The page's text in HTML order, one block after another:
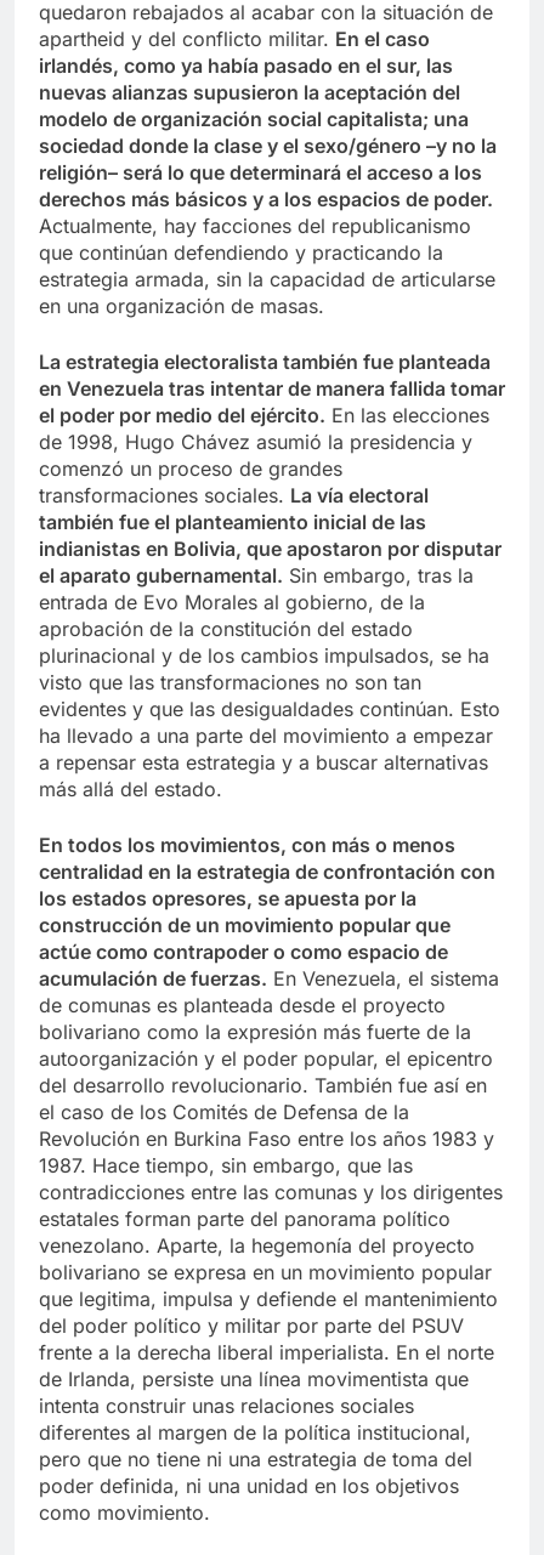
quedaron rebajados al acabar con la situación de
apartheid y del conflicto militar. En el caso
irlandés, como ya había pasado en el sur, las
nuevas alianzas supusieron la aceptación del
modelo de organización social capitalista; una
sociedad donde la clase y el sexo/género –y no la
religión– será lo que determinará el acceso a los
derechos más básicos y a los espacios de poder.
Actualmente, hay facciones del republicanismo
que continúan defendiendo y practicando la
estrategia armada, sin la capacidad de articularse
en una organización de masas.
La estrategia electoralista también fue planteada
en Venezuela tras intentar de manera fallida tomar
el poder por medio del ejército. En las elecciones
de 1998, Hugo Chávez asumió la presidencia y
comenzó un proceso de grandes
transformaciones sociales. La vía electoral
también fue el planteamiento inicial de las
indianistas en Bolivia, que apostaron por disputar
el aparato gubernamental. Sin embargo, tras la
entrada de Evo Morales al gobierno, de la
aprobación de la constitución del estado
plurinacional y de los cambios impulsados, se ha
visto que las transformaciones no son tan
evidentes y que las desigualdades continúan. Esto
ha llevado a una parte del movimiento a empezar
a repensar esta estrategia y a buscar alternativas
más allá del estado.
En todos los movimientos, con más o menos
centralidad en la estrategia de confrontación con
los estados opresores, se apuesta por la
construcción de un movimiento popular que
actúe como contrapoder o como espacio de
acumulación de fuerzas. En Venezuela, el sistema
de comunas es planteada desde el proyecto
bolivariano como la expresión más fuerte de la
autoorganización y el poder popular, el epicentro
del desarrollo revolucionario. También fue así en
el caso de los Comités de Defensa de la
Revolución en Burkina Faso entre los años 1983 y
1987. Hace tiempo, sin embargo, que las
contradicciones entre las comunas y los dirigentes
estatales forman parte del panorama político
venezolano. Aparte, la hegemonía del proyecto
bolivariano se expresa en un movimiento popular
que legitima, impulsa y defiende el mantenimiento
del poder político y militar por parte del PSUV
frente a la derecha liberal imperialista. En el norte
de Irlanda, persiste una línea movimentista que
intenta construir unas relaciones sociales
diferentes al margen de la política institucional,
pero que no tiene ni una estrategia de toma del
poder definida, ni una unidad en los objetivos
como movimiento.